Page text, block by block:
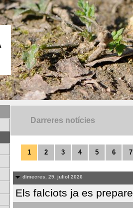
Darreres notícies
1 2 3 4 5 6 7
dimecres, 29. juliol 2026
Els falciots ja es